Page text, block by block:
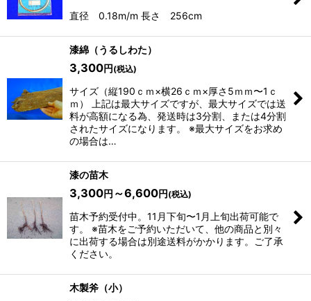
直径 0.18m/m 長さ 256cm
漆綿（うるしわた）
3,300円 (税込)
サイズ（縦190ｃｍ×横26ｃｍ×厚さ5ｍｍ〜1ｃ
ｍ） 上記は最大サイズですが、最大サイズでは送
料が高額になる為、発送時は3分割、または4分割
されたサイズになります。 ※最大サイズをお求め
の場合は…
漆の苗木
3,300円 ～6,600円 (税込)
苗木予約受付中。11月下旬〜1月上旬出荷可能で
す。 ※苗木をご予約いただいて、他の商品と別々
に出荷する場合は別途送料がかかります。ご了承
ください。
木製斧（小）